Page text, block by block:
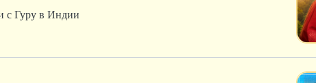
с Гуру в Индии